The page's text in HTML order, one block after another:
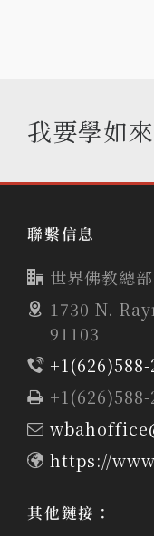
我要學如
聯繫信息
世界佛教總部
1730 N.
91103
+1(626)588-
https://
其他鏈接：